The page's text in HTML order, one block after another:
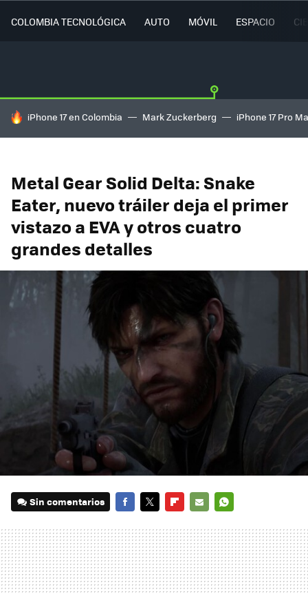
COLOMBIA TECNOLÓGICA AUTO MÓVIL ESPACIO
HOY SE HABLA DE
iPhone 17 en Colombia Mark Zuckerberg iPhone 17 Pro
Metal Gear Solid Delta: Snake
Eater, nuevo tráiler deja el primer
vistazo a EVA y otros cuatro
grandes detalles
Sin comentarios
MAIL